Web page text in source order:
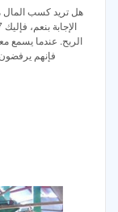
هل تريد كسب المال
الربح. عندما يسمع
فإنهم